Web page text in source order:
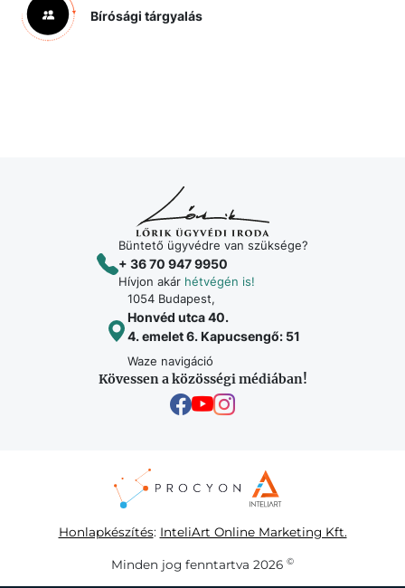
Bírósági tárgyalás
Büntető ügyvédre van szüksége?
+ 36 70 947 9950
Hívjon akár hétvégén is!
1054 Budapest,
Honvéd utca 40.
4. emelet 6. Kapucsengő: 51
Waze navigáció
Kövessen a közösségi médiában!
Honlapkészítés: InteliArt Online Marketing Kft.
Minden jog fenntartva 2026 ©